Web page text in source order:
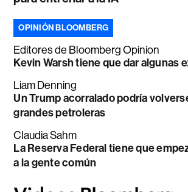
OPINIÓN BLOOMBERG
Editores de Bloomberg Opinion
Kevin Warsh tiene que dar algunas
Liam Denning
Un Trump acorralado podría
grandes petroleras
Claudia Sahm
La Reserva Federal tiene que
a la gente común